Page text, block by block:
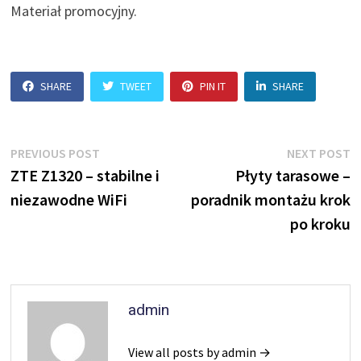
Materiał promocyjny.
SHARE TWEET PIN IT SHARE
Nawigacja
wpisu
PREVIOUS POST
post:
ZTE Z1320 – stabilne i
niezawodne WiFi
NEXT POST
Płyty tarasowe –
poradnik montażu krok
po kroku
admin
View all posts by admin →